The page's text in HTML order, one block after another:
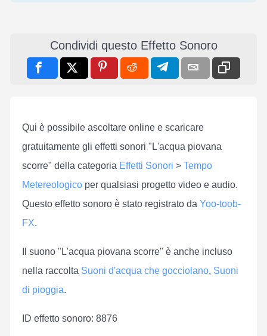
Condividi questo Effetto Sonoro
Qui è possibile ascoltare online e scaricare
gratuitamente gli effetti sonori "L'acqua piovana
scorre" della categoria Effetti Sonori > Tempo
Metereologico per qualsiasi progetto video e audio.
Questo effetto sonoro è stato registrato da Yoo-toob-
FX.
Il suono "L'acqua piovana scorre" è anche incluso
nella raccolta Suoni d'acqua che gocciolano, Suoni
di pioggia.
ID effetto sonoro: 8876